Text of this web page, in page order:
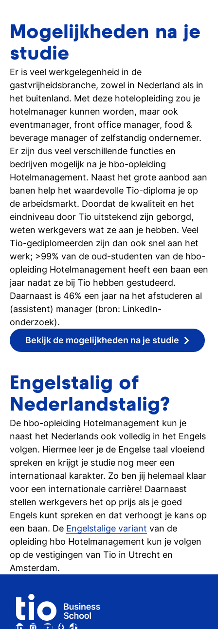
Mogelijkheden na je
studie
Er is veel werkgelegenheid in de
gastvrijheidsbranche, zowel in Nederland als in
het buitenland. Met deze hotelopleiding zou je
hotelmanager kunnen worden, maar ook
eventmanager, front office manager, food &
beverage manager of zelfstandig ondernemer.
Er zijn dus veel verschillende functies en
bedrijven mogelijk na je hbo-opleiding
Hotelmanagement. Naast het grote aanbod aan
banen help het waardevolle Tio-diploma je op
de arbeidsmarkt. Doordat de kwaliteit en het
eindniveau door Tio uitstekend zijn geborgd,
weten werkgevers wat ze aan je hebben. Veel
Tio-gediplomeerden zijn dan ook snel aan het
werk; >99% van de oud-studenten van de hbo-
opleiding Hotelmanagement heeft een baan een
jaar nadat ze bij Tio hebben gestudeerd.
Daarnaast is 46% een jaar na het afstuderen al
(assistent) manager (bron: LinkedIn-
onderzoek).
Bekijk de mogelijkheden na je studie
Engelstalig of
Nederlandstalig?
De hbo-opleiding Hotelmanagement kun je
naast het Nederlands ook volledig in het Engels
volgen. Hiermee leer je de Engelse taal vloeiend
spreken en krijgt je studie nog meer een
internationaal karakter. Zo ben jij helemaal klaar
voor een internationale carrière! Daarnaast
stellen werkgevers het op prijs als je goed
Engels kunt spreken en dat verhoogt je kans op
een baan. De Engelstalige variant van de
opleiding hbo Hotelmanagement kun je volgen
op de vestigingen van Tio in Utrecht en
Amsterdam.